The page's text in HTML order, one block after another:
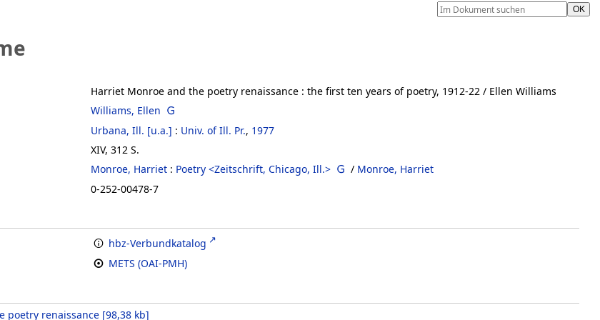
Harriet Monroe and the poetry renaissance : the first ten years of poetry, 1912-22 / Ellen Williams
Williams, Ellen
Urbana, Ill. [u.a.] : Univ. of Ill. Pr., 1977
XIV, 312 S.
Monroe, Harriet : Poetry <Zeitschrift, Chicago, Ill.> / Monroe, Harriet
0-252-00478-7
hbz-Verbundkatalog
METS (OAI-PMH)
poetry renaissance [98,38 kb]